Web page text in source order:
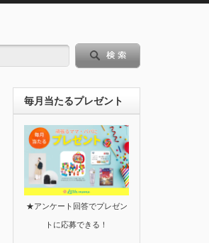
毎月当たるプレゼント
★アンケート回答でプレゼン
トに応募できる！